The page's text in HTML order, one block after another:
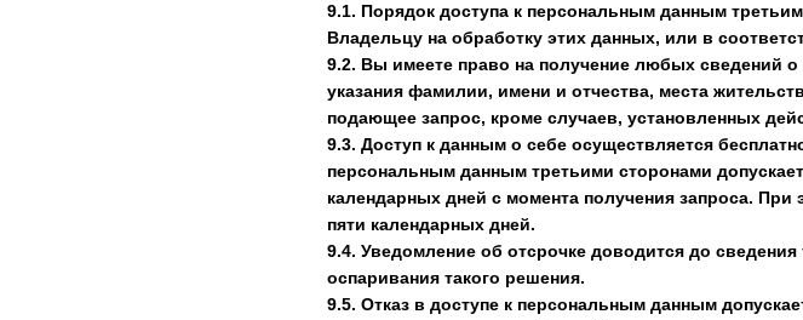
9.1. Порядок доступа к персональным данным
Владельцу на обработку этих данных, или в
9.2. Вы имеете право на получение любых сведений
указания фамилии, имени и отчества, места
подающее запрос, кроме случаев, установленных
9.3. Доступ к данным о себе осуществляется
персональным данным третьими сторонами
календарных дней с момента получения запроса.
пяти календарных дней.
9.4. Уведомление об отсрочке доводится до
оспаривания такого решения.
9.5. Отказ в доступе к персональным данным